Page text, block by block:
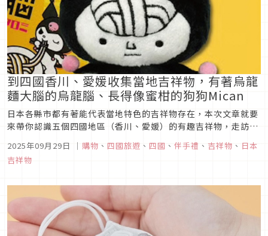
到四國香川、愛媛收集當地吉祥物，有著烏龍
麵大腦的烏龍腦、長得像蜜柑的狗狗Mican
日本各縣市都有著能代表當地特色的吉祥物存在，本次文章就要
來帶你認識五個四國地區（香川、愛媛）的有趣吉祥物，走訪四
物的周邊商品，可是只有走訪當地才能獲得的，作為伴手禮來送
禮或旅行紀念品來收藏，可說是再適合不過了！
2025年09月29日 ｜ 購物 、 四國旅遊 、 四國 、 伴手禮 、 吉祥物 、 日本
吉祥物